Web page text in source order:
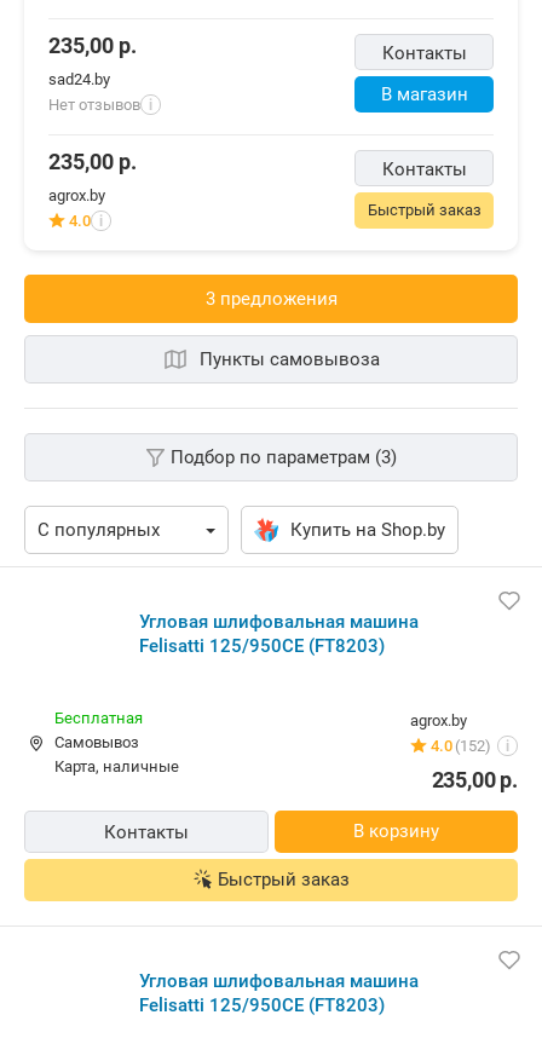
Контакты
В магазин
235,00 р.
sad24.by
Нет отзывов i
Контакты
Быстрый заказ
235,00 р.
agrox.by
4.0 i
3 предложения
Пункты самовывоза
Подбор по параметрам (3)
Купить на Shop.by
Угловая шлифовальная машина
Felisatti 125/950CE (FT8203)
agrox.by
4.0 (152) i
Бесплатная
Самовывоз
карта, наличные
235,00р.
Контакты В корзину
Быстрый заказ
Угловая шлифовальная машина
Felisatti 125/950CE (FT8203)